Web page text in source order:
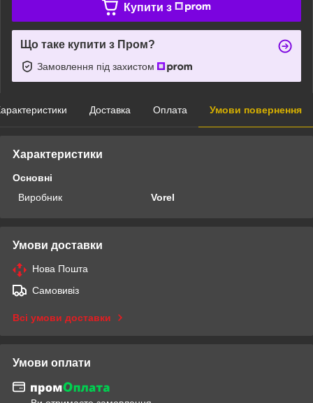
Купити з
Що таке купити з Пром?
Замовлення під захистом
Доставка Оплата Умови повернення
Характеристики
Основні
Виробник
Vorel
Умови доставки
Нова Пошта
Самовивіз
Всі умови доставки
Умови оплати